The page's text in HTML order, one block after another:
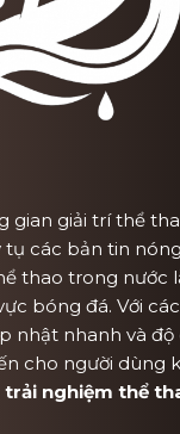
gian giải trí thể
tụ các bản tin
thao trong nước
bóng đá. Với
nhật nhanh và
cho người dùng
trải nghiệm thể